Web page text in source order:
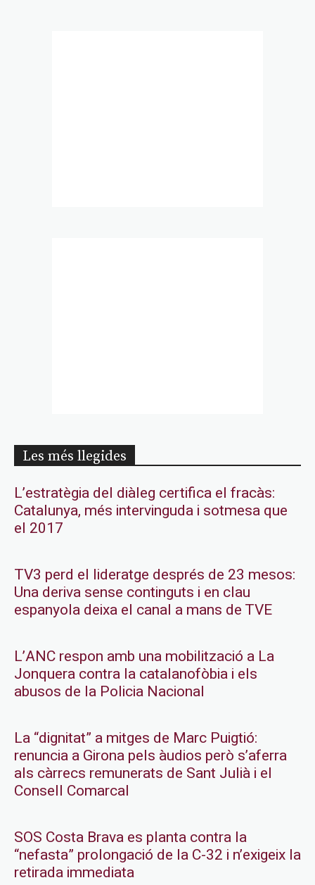
Les més llegides
L’estratègia del diàleg certifica el fracàs:
Catalunya, més intervinguda i sotmesa que
el 2017
TV3 perd el lideratge després de 23 mesos:
Una deriva sense continguts i en clau
espanyola deixa el canal a mans de TVE
L’ANC respon amb una mobilització a La
Jonquera contra la catalanofòbia i els
abusos de la Policia Nacional
La “dignitat” a mitges de Marc Puigtió:
renuncia a Girona pels àudios però s’aferra
als càrrecs remunerats de Sant Julià i el
Consell Comarcal
SOS Costa Brava es planta contra la
“nefasta” prolongació de la C-32 i n’exigeix la
retirada immediata